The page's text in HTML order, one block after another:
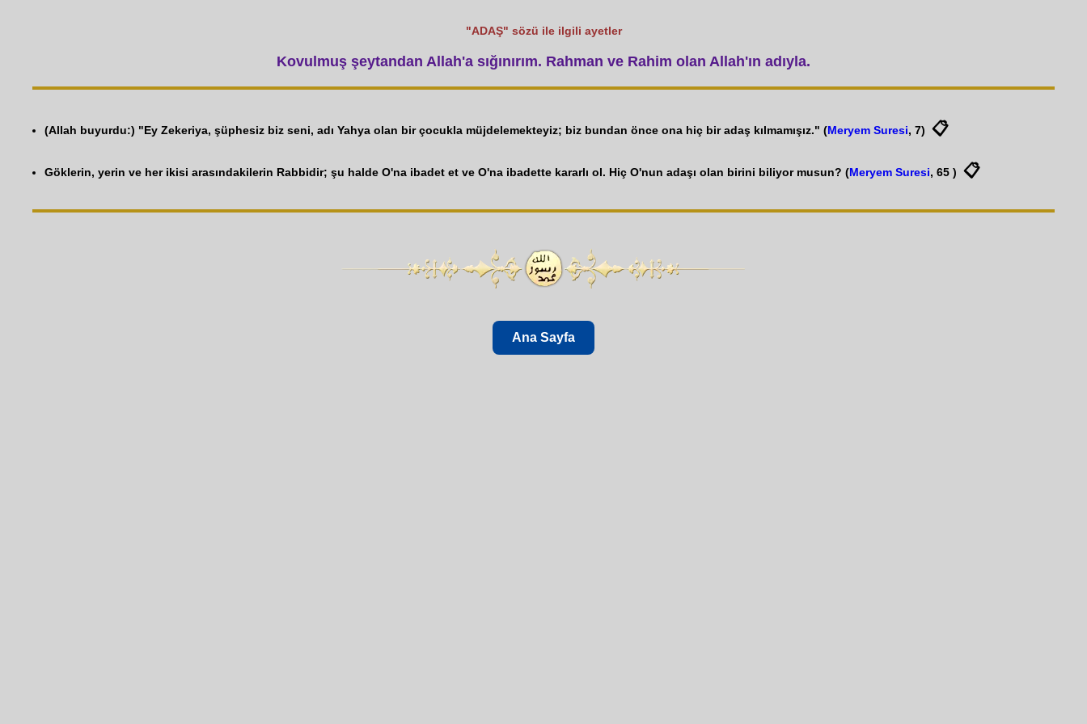
"ADAŞ" sözü ile ilgili ayetler
Kovulmuş şeytandan Allah'a sığınırım. Rahman ve Rahim olan Allah'ın adıyla.
(Allah buyurdu:) "Ey Zekeriya, şüphesiz biz seni, adı Yahya olan bir çocukla müjdelemekteyiz; biz bundan önce ona hiç bir adaş kılmamışız." (Meryem Suresi, 7) 📋
Göklerin, yerin ve her ikisi arasındakilerin Rabbidir; şu halde O'na ibadet et ve O'na ibadette kararlı ol. Hiç O'nun adaşı olan birini biliyor musun? (Meryem Suresi, 65 ) 📋
Ana Sayfa